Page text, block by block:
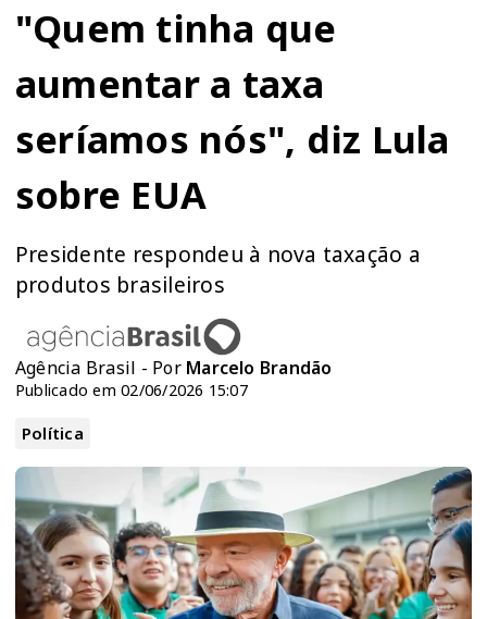
"Quem tinha que
aumentar a taxa
seríamos nós", diz Lula
sobre EUA
Presidente respondeu à nova taxação a
produtos brasileiros
Agência Brasil - Por Marcelo Brandão
Publicado em 02/06/2026 15:07
Política